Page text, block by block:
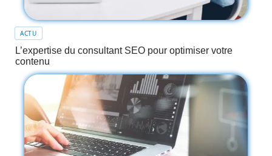
ACTU
L’expertise du consultant SEO pour optimiser votre
contenu